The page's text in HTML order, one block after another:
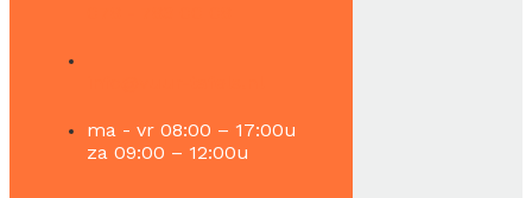
ma - vr 08:00 – 17:00u
za 09:00 – 12:00u